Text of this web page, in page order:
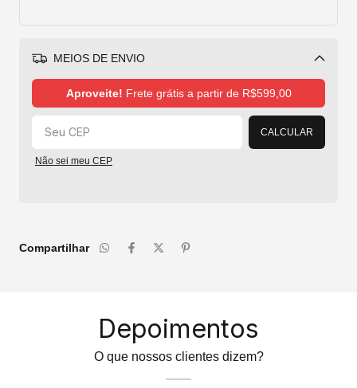
MEIOS DE ENVIO
Aproveite! Frete grátis a partir de R$599,00
CALCULAR
Não sei meu CEP
Compartilhar
Depoimentos
O que nossos clientes dizem?